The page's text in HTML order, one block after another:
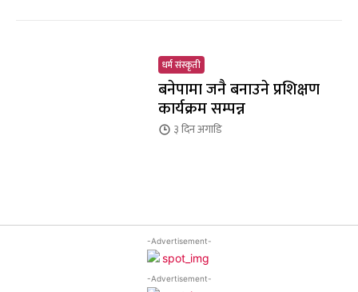
धर्म संस्कृती
बनेपामा जनै बनाउने प्रशिक्षण
कार्यक्रम सम्पन्न
३ दिनअगाडि
-Advertisement-
-Advertisement-